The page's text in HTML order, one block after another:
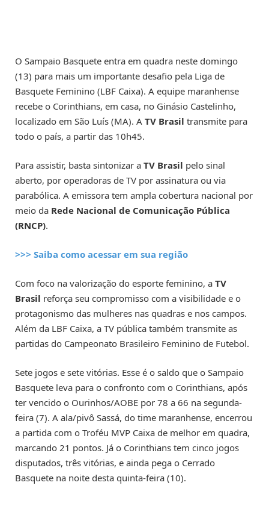
O Sampaio Basquete entra em quadra neste domingo
(13) para mais um importante desafio pela Liga de
Basquete Feminino (LBF Caixa). A equipe maranhense
recebe o Corinthians, em casa, no Ginásio Castelinho,
localizado em São Luís (MA). A TV Brasil transmite para
todo o país, a partir das 10h45.
Para assistir, basta sintonizar a TV Brasil pelo sinal
aberto, por operadoras de TV por assinatura ou via
parabólica. A emissora tem ampla cobertura nacional por
meio da Rede Nacional de Comunicação Pública
(RNCP).
>>> Saiba como acessar em sua região
Com foco na valorização do esporte feminino, a TV
Brasil reforça seu compromisso com a visibilidade e o
protagonismo das mulheres nas quadras e nos campos.
Além da LBF Caixa, a TV pública também transmite as
partidas do Campeonato Brasileiro Feminino de Futebol.
Sete jogos e sete vitórias. Esse é o saldo que o Sampaio
Basquete leva para o confronto com o Corinthians, após
ter vencido o Ourinhos/AOBE por 78 a 66 na segunda-
feira (7). A ala/pivô Sassá, do time maranhense, encerrou
a partida com o Troféu MVP Caixa de melhor em quadra,
marcando 21 pontos. Já o Corinthians tem cinco jogos
disputados, três vitórias, e ainda pega o Cerrado
Basquete na noite desta quinta-feira (10).